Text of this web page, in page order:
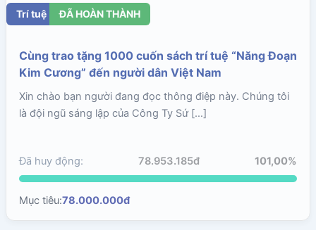
Trí tuệ ĐÃ HOÀN THÀNH
Cùng trao tặng 1000 cuốn sách trí tuệ “Năng Đoạn
Kim Cương” đến người dân Việt Nam
Xin chào bạn người đang đọc thông điệp này. Chúng tôi
là đội ngũ sáng lập của Công Ty Sứ […]
Đã huy động: 78.953.185đ 101,00%
Mục tiêu:78.000.000đ